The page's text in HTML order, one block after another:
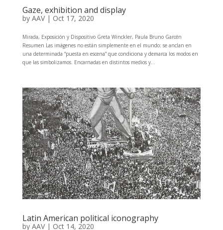
Gaze, exhibition and display
by AAV| Oct 17, 2020
Mirada, Exposición y Dispositivo Greta Winckler, Paula Bruno Garcén
Resumen Las imágenes no están simplemente en el mundo: se anclan en
una determinada “puesta en escena” que condiciona y demarca los modos en
que las simbolizamos. Encarnadas en distintos medios y...
Latin American political iconography
by AAV| Oct 14, 2020